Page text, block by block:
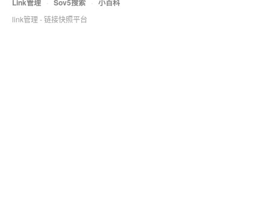
Link管理 · Sov5搜索 · 小百科
link管理 - 链接快照平台